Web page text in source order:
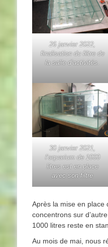
26 janvier 2022,
finalisation du filtre de
la salle d’activités.
30 janvier 2021,
l’aquarium de 1000
litres est en place
avec son filtre
Après la mise en place
concentrons sur
1000 litres reste en
Au mois de mai, nous